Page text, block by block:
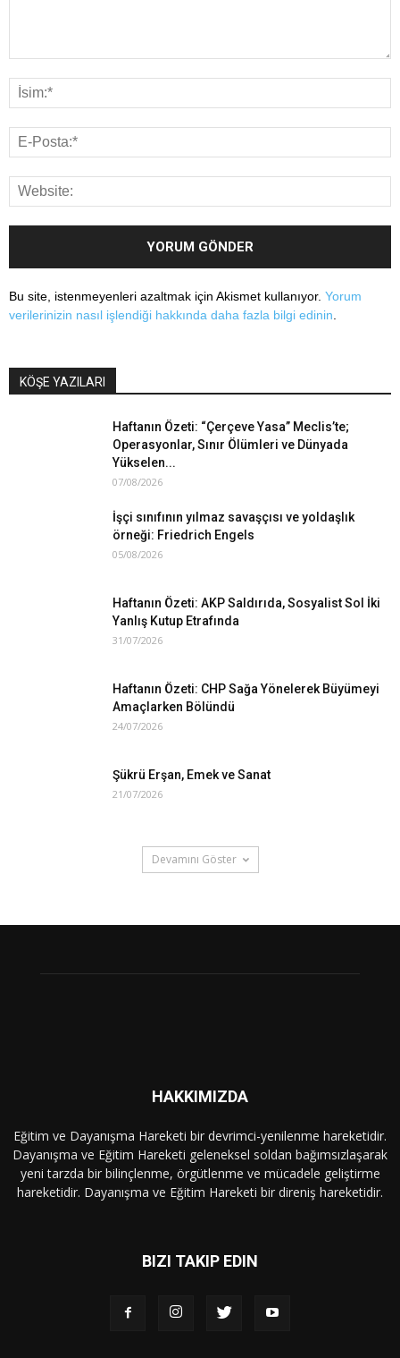
Bu site, istenmeyenleri azaltmak için Akismet kullanıyor. Yorum
verilerinizin nasıl işlendiği hakkında daha fazla bilgi edinin
KÖŞE YAZILARI
Haftanın Özeti: “Çerçeve Yasa” Meclis’te;
Operasyonlar, Sınır Ölümleri ve Dünyada
Yükselen...
07/08/2026
İşçi sınıfının yılmaz savaşçısı ve yoldaşlık
örneği: Friedrich Engels
05/08/2026
Haftanın Özeti: AKP Saldırıda, Sosyalist Sol İki
Yanlış Kutup Etrafında
31/07/2026
Haftanın Özeti: CHP Sağa Yönelerek Büyümeyi
Amaçlarken Bölündü
24/07/2026
Şükrü Erşan, Emek ve Sanat
21/07/2026
Devamını Göster
HAKKIMIZDA
Eğitim ve Dayanışma Hareketi bir devrimci-yenilenme hareketidir.
Dayanışma ve Eğitim Hareketi geleneksel soldan bağımsızlaşarak
yeni tarzda bir bilinçlenme, örgütlenme ve mücadele geliştirme
hareketidir. Dayanışma ve Eğitim Hareketi bir direniş hareketidir.
BIZI TAKIP EDIN